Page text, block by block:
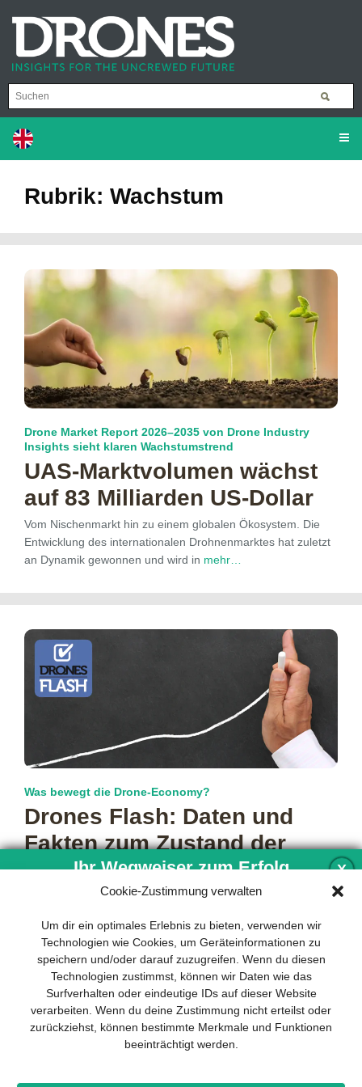
Cookie-Zustimmung verwalten
Um dir ein optimales Erlebnis zu bieten, verwenden wir
Technologien wie Cookies, um Geräteinformationen zu
speichern und/oder darauf zuzugreifen. Wenn du diesen
Technologien zustimmst, können wir Daten wie das
Surfverhalten oder eindeutige IDs auf dieser Website
verarbeiten. Wenn du deine Zustimmung nicht erteilst oder
zurückziehst, können bestimmte Merkmale und Funktionen
beeinträchtigt werden.
Rubrik: Wachstum
Drone Market Report 2026–2035 von Drone Industry
Insights sieht klaren Wachstumstrend
UAS-Marktvolumen wächst
auf 83 Milliarden US-Dollar
Vom Nischenmarkt hin zu einem globalen Ökosystem. Die
Entwicklung des internationalen Drohnenmarktes hat zuletzt
an Dynamik gewonnen und wird in mehr…
Was bewegt die Drone-Economy?
Drones Flash: Daten und
Fakten zum Zustand der
Branche
Was bewegt die Drone-Economy? Wie bewerten die
sie die künftige Entwicklung der Branchemehr…
X
Ihr Wegweiser zum Erfolg
nachhaltigen Geschäftsmodells sind für
jedes Unternehmen unverzichtbar. Das
Business Model Canvas hilft, sich dabei
auf das Wesentliche zu konzentrieren
und stets im Blick zu behalten, worauf es
wirklich ankommt.
Abonnieren Sie unseren kostenlosen